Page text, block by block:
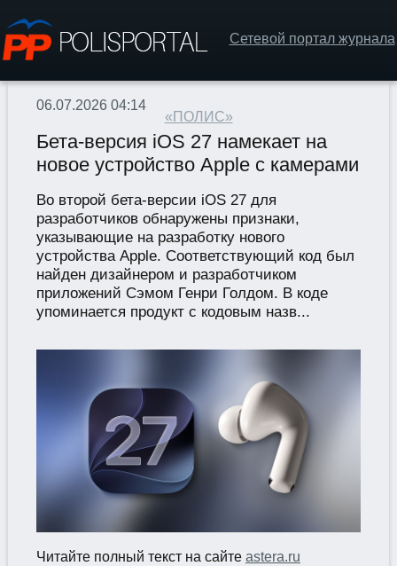
Сетевой портал журнала
«ПОЛИС»
06.07.2026 04:14
Бета-версия iOS 27 намекает на
новое устройство Apple с камерами
Во второй бета-версии iOS 27 для
разработчиков обнаружены признаки,
указывающие на разработку нового
устройства Apple. Соответствующий код был
найден дизайнером и разработчиком
приложений Сэмом Генри Голдом. В коде
упоминается продукт с кодовым назв...
Читайте полный текст на сайте astera.ru